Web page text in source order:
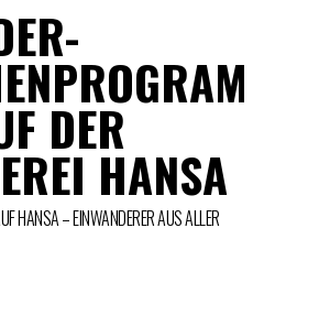
DER
HANSA
HANSA – EINWANDERER AUS ALLER